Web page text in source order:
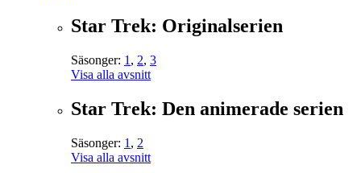
Star Trek: Originalserien
Säsonger: 1 , 2, 3
Visa alla avsnitt
Star Trek: Den animerade serien
Säsonger: 1 , 2
Visa alla avsnitt